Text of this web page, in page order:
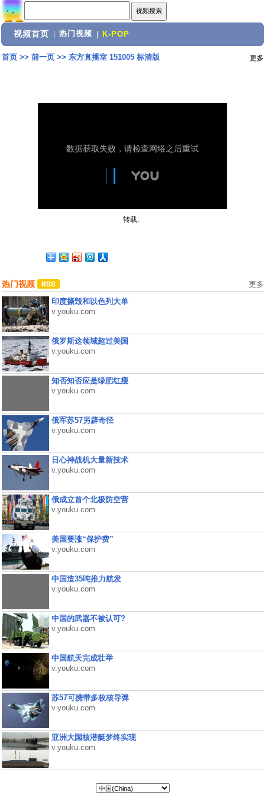
视频首页 热门视频 K-POP
首页>> 前一页>> 东方直播室 151005 标清版 更多
转载:
热门视频 更多
印度撕毁和以色列大单
v.youku.com
俄罗斯这领域超过美国
v.youku.com
知否知否应是绿肥红瘦
v.youku.com
俄军苏57另辟奇径
v.youku.com
日心神战机大量新技术
v.youku.com
俄成立首个北极防空营
v.youku.com
美国要涨“保护费”
v.youku.com
中国造35吨推力航发
v.youku.com
中国的武器不被认可?
v.youku.com
中国航天完成壮举
v.youku.com
苏57可携带多枚核导弹
v.youku.com
亚洲大国核潜艇梦终实现
v.youku.com